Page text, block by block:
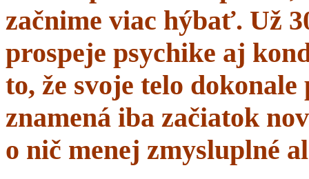
začnime viac hýbať. Už
prospeje psychike aj
to, že svoje telo dokonale
znamená iba začiatok
o nič menej zmysluplné